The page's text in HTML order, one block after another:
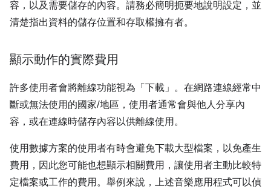
容，以及需要儲存的內容。請務必簡明扼要地說明設定，並
清楚指出資料的儲存位置和存取權擁有者。
顯示動作的實際費用
許多使用者會將離線功能視為「下載」。在網路連線經常中
斷或無法使用的國家/地區，使用者通常會與他人分享內
容，或在連線時儲存內容以供離線使用。
使用數據方案的使用者有時會避免下載大型檔案，以免產生
費用，因此您可能也想顯示相關費用，讓使用者主動比較特
定檔案或工作的費用。舉例來說，上述音樂應用程式可以偵